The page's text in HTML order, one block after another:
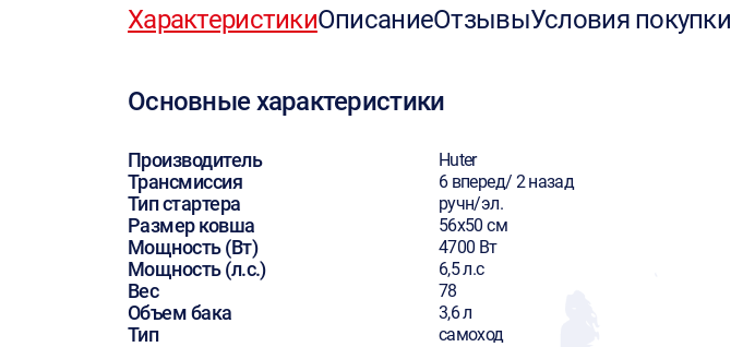
ХарактеристикиОписаниеОтзывыУсловия покупки
Основные характеристики
Производитель Huter
Трансмиссия 6 вперед/ 2 назад
Тип стартера ручн/эл.
Размер ковша 56х50 см
Мощность (Вт) 4700 Вт
Мощность (л.с.) 6,5 л.с
Вес 78
Объем бака 3,6 л
Тип самоход